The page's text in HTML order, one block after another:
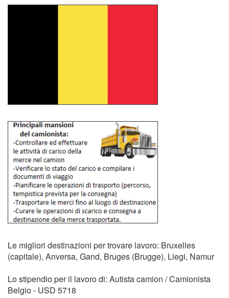
Le migliori destinazioni per trovare lavoro: Bruxelles
(capitale), Anversa, Gand, Bruges (Brugge), Liegi, Namur
Lo stipendio per il lavoro di: Autista camion / Camionista
Belgio - USD 5718